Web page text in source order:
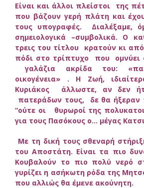
Είναι και άλλοι πλείστοι της
που βάζουν γερή πλάτη και
τους υπογραφές. Διαλέξαμε,
σημειολογικά –συμβολικά. Ο
τρεις του τίτλου κρατούν κι
πόδι στο τρίπτυχο που ομνύει
γαλάζια ακρίδα του:
οικογένεια» . Η Ζωή,
Κυριάκος άλλωστε, αν δεν
πατεράδων τους, δε θα ήξεραν
“ούτε οι θυρωροί της
για τους Πασόκους ο… μέγας
Με τη δική τους σθεναρή
του Αποστάτη. Είναι τα πιο
Κουβαλούν το πιο πολύ νερό
γυρίζει η ασήκωτη ρόδα της
που αλλιώς θα έμενε ακούνητη.